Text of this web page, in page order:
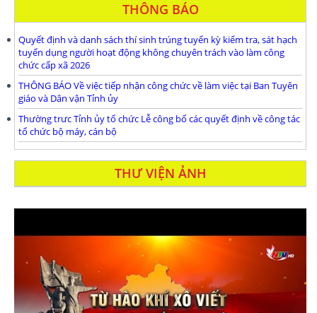
THÔNG BÁO
Quyết định và danh sách thí sinh trúng tuyển kỳ kiểm tra, sát hạch
tuyển dụng người hoạt động không chuyên trách vào làm công
chức cấp xã 2026
THÔNG BÁO Về việc tiếp nhận công chức về làm việc tại Ban Tuyên
giáo và Dân vận Tỉnh ủy
Thường trưc Tỉnh ủy tổ chức Lễ công bố các quyết định về công tác
tổ chức bộ máy, cán bộ
THƯ VIỆN ẢNH